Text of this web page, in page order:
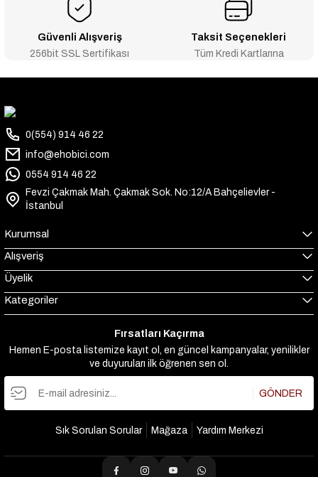
Güvenli Alışveriş
256bit SSL Sertifikası
Taksit Seçenekleri
Tüm Kredi Kartlarına
0(554) 914 46 22
info@ehobici.com
0554 914 46 22
Fevzi Çakmak Mah. Çakmak Sok. No:12/A Bahçelievler -
İstanbul
Kurumsal
Alışveriş
Üyelik
Kategoriler
Fırsatları Kaçırma
Hemen E-posta listemize kayıt ol, en güncel kampanyalar, yenilikler
ve duyuruları ilk öğrenen sen ol.
GÖNDER
Sık Sorulan Sorular Mağaza Yardım Merkezi